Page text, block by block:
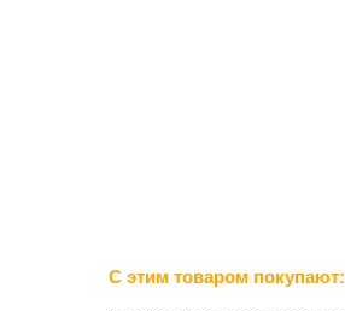
С этим товаром покупают: